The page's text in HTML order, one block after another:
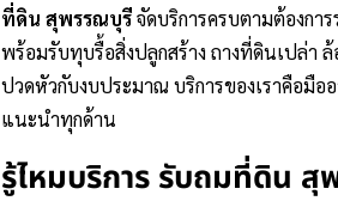
ที่ดิน สุพรรณบุรีจัดบริการครบตามต้องก
พร้อมรับทุบรื้อสิ่งปลูกสร้าง ถางที่ดินเปล่า
ปวดหัวกับงบประมาณ บริการของเราคือมื
แนะนำทุกด้าน
รู้ไหมบริการ รับถมที่ดิน สุ